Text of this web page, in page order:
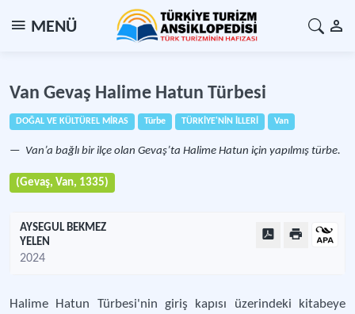
MENÜ
Van Gevaş Halime Hatun Türbesi
DOĞAL VE KÜLTÜREL MİRAS Türbe TÜRKİYE'NİN İLLERİ Van
Van’a bağlı bir ilçe olan Gevaş’ta Halime Hatun için yapılmış türbe.
(Gevaş, Van, 1335)
AYSEGUL BEKMEZ
YELEN
2024
Halime Hatun Türbesi'nin giriş kapısı üzerindeki kitabeye